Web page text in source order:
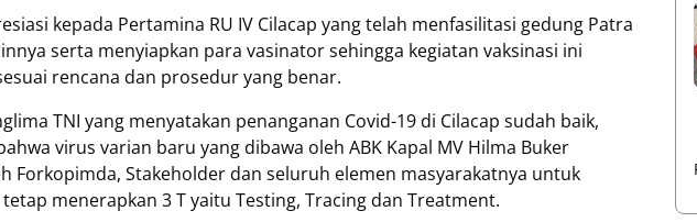
kepada Pertamina RU IV Cilacap yang telah menfasilitasi gedung Patra
serta menyiapkan para vasinator sehingga kegiatan vaksinasi ini
rencana dan prosedur yang benar.
TNI yang menyatakan penanganan Covid-19 di Cilacap sudah baik,
virus varian baru yang dibawa oleh ABK Kapal MV Hilma Buker
Forkopimda, Stakeholder dan seluruh elemen masyarakatnya untuk
menerapkan 3 T yaitu Testing, Tracing dan Treatment.